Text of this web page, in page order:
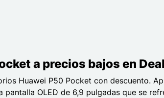
a precios bajos en
Huawei P50 Pocket con descuento.
OLED de 6,9 pulgadas que se